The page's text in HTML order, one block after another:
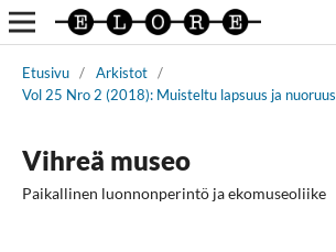
Etusivu / Arkistot /
Vol 25 Nro 2 (2018): Muisteltu lapsuus ja nuoruus
Vihreä museo
Paikallinen luonnonperintö ja ekomuseoliike